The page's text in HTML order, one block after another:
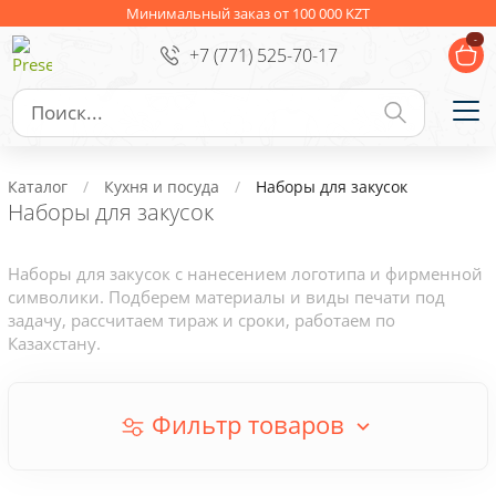
Минимальный заказ от 100 000 KZT
+7 (771) 525-70-17
-
Ежедневники Новогодние подарки
Сувениры к праздникам Упаковка
Личные аксессуары
Деловые подарки
Каталог Кухня и посуда Наборы для закусок
Наборы для закусок
Наборы для закусок с нанесением логотипа и фирменной
символики. Подберем материалы и виды печати под
задачу, рассчитаем тираж и сроки, работаем по
Казахстану.
Фильтр товаров